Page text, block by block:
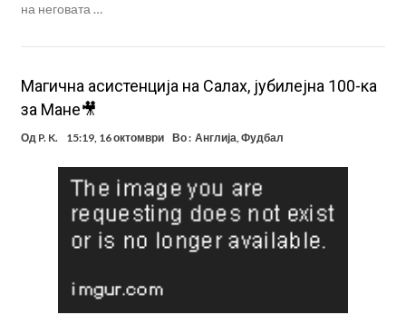
на неговата …
Магична асистенција на Салах, јубилејна 100-ка
за Мане🎥
Од P. K. 15:19, 16 октомври Во : Англија,Фудбал